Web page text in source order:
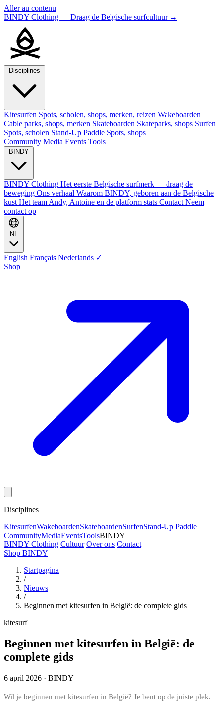
Aller au contenu
BINDY Clothing — Draag de Belgische surfcultuur →
Kitesurfen Spots, scholen, shops, merken, reizen Wakeboarden
Cable parks, shops, merken Skateboarden Skateparks, shops Surfen
Spots, scholen Stand-Up Paddle Spots, shops
Community Media Events Tools
BINDY Clothing Het eerste Belgische surfmerk — draag de
beweging Ons verhaal Waarom BINDY, geboren aan de Belgische
kust Het team Andy, Antoine en de platform stats Contact Neem
contact op
English Français Nederlands ✓
Shop
Disciplines
KitesurfenWakeboardenSkateboardenSurfenStand-Up Paddle
CommunityMediaEventsToolsBINDY
BINDY Clothing Cultuur Over ons Contact
Shop BINDY
Startpagina
/
Nieuws
/
Beginnen met kitesurfen in België: de complete gids
kitesurf
Beginnen met kitesurfen in België: de
complete gids
6 april 2026 · BINDY
Wil je beginnen met kitesurfen in België? Je bent op de juiste plek.